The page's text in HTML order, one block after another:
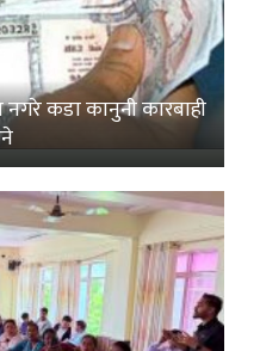
कडा कानुनी कारबाही